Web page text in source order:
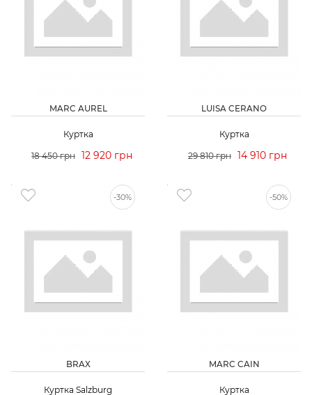
MARC AUREL
Куртка
18 450 грн 12 920 грн
LUISA CERANO
Куртка
29 810 грн 14 910 грн
-30%
BRAX
Куртка Salzburg
-50%
MARC CAIN
Куртка